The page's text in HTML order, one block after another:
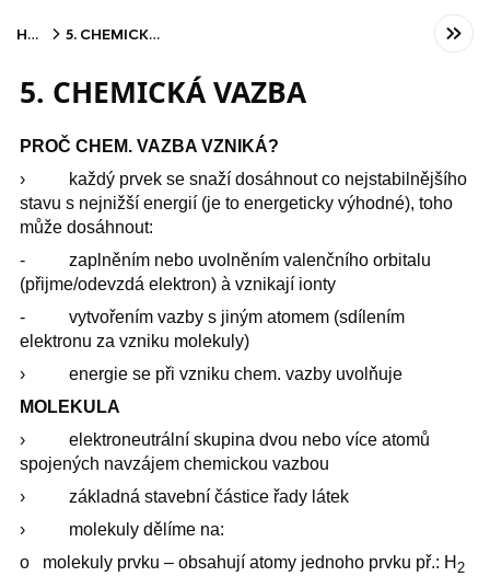
Home 5. CHEMICKÁ VAZBA
5. CHEMICKÁ VAZBA
PROČ CHEM. VAZBA VZNIKÁ?
› každý prvek se snaží dosáhnout co nejstabilnějšího
stavu s nejnižší energií (je to energeticky výhodné), toho
může dosáhnout:
- zaplněním nebo uvolněním valenčního orbitalu
(přijme/odevzdá elektron) à vznikají ionty
- vytvořením vazby s jiným atomem (sdílením
elektronu za vzniku molekuly)
› energie se při vzniku chem. vazby uvolňuje
MOLEKULA
› elektroneutrální skupina dvou nebo více atomů
spojených navzájem chemickou vazbou
› základná stavební částice řady látek
› molekuly dělíme na:
o molekuly prvku – obsahují atomy jednoho prvku př.: H 2